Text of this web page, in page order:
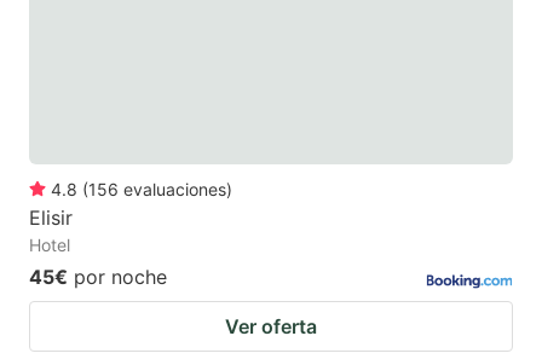
4.8 (156 evaluaciones)
Elisir
Hotel
45€ por noche
Ver oferta